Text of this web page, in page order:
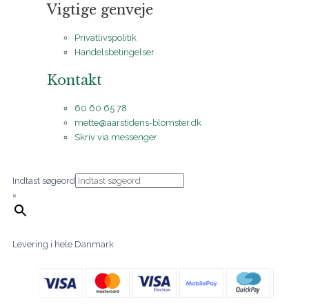
Vigtige genveje
Privatlivspolitik
Handelsbetingelser
Kontakt
60 60 65 78
mette@aarstidens-blomster.dk
Skriv via messenger
Indtast søgeord
×
Levering i hele Danmark